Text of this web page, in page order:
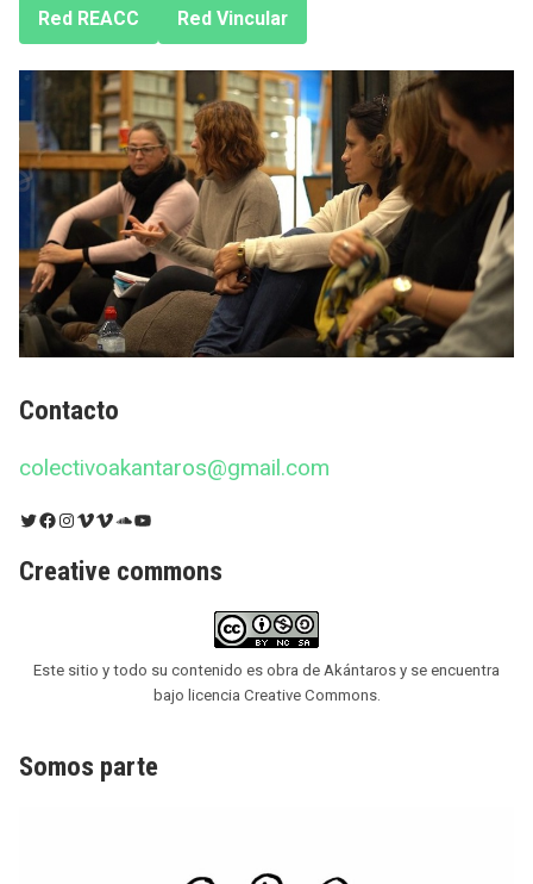
Red REACC Red Vincular
Contacto
colectivoakantaros@gmail.com
Twitter Facebook Instagram Vimeo Vimeo SoundCloud YouTube
Creative commons
Este sitio y todo su contenido es obra de Akántaros y se encuentra
bajo licencia Creative Commons.
Somos parte